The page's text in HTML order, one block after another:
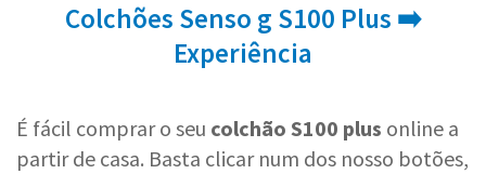
Colchões Senso g S100 Plus ➡️
Experiência
É fácil comprar o seu colchão S100 plus online a
partir de casa. Basta clicar num dos nosso botões,